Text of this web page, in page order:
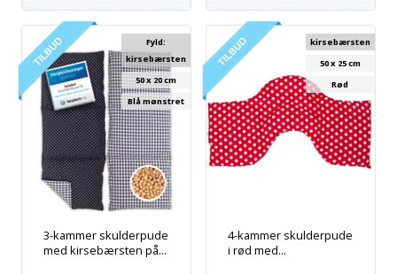
3-kammer skulderpude
med kirsebærsten på...
Fyld:
kirsebærsten
50 x 20 cm
Blå mønstret
4-kammer skulderpude
i rød med...
kirsebærsten
50 x 25 cm
Rød